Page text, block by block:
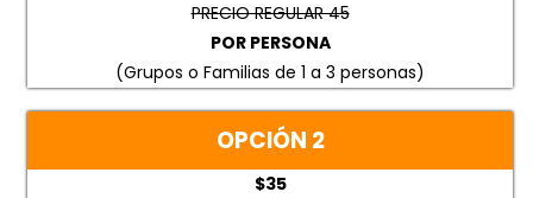
PRECIO REGULAR 45
POR PERSONA
(Grupos o Familias de 1 a 3 personas)
OPCIÓN 2
$35